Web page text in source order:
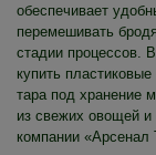
обеспечивает
перемешивать
стадии процессов.
купить
тара под хранение
из свежих овощей и
компании «Арсенал